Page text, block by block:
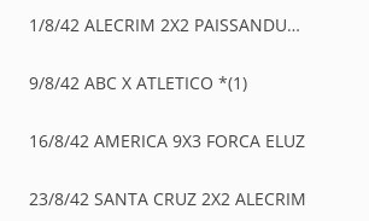
1/8/42 ALECRIM 2X2 PAISSANDU…
9/8/42 ABC X ATLETICO *(1)
16/8/42 AMERICA 9X3 FORCA ELUZ
23/8/42 SANTA CRUZ 2X2 ALECRIM